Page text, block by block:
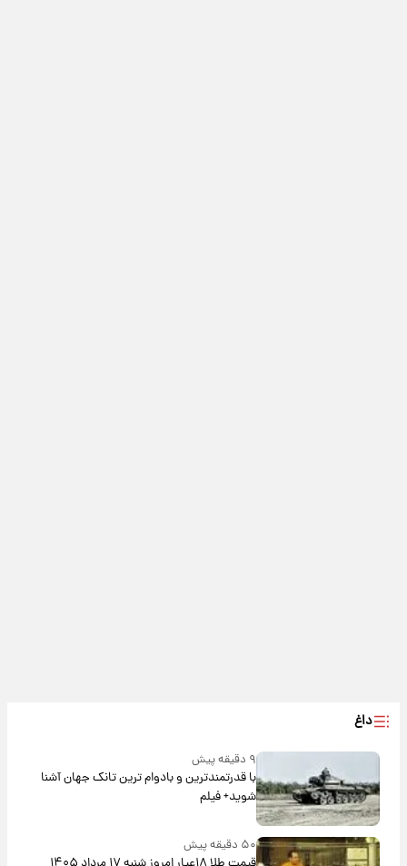
داغ
۹ دقیقه پیش
با قدرتمندترین و بادوام ترین تانک جهان آشنا
شوید+ فیلم
۵۰ دقیقه پیش